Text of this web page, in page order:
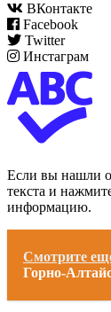
ВКонтакте
Facebook
Twitter
Инстаграм
Если вы нашли
текста и
информацию.
Смотрите
Горно-